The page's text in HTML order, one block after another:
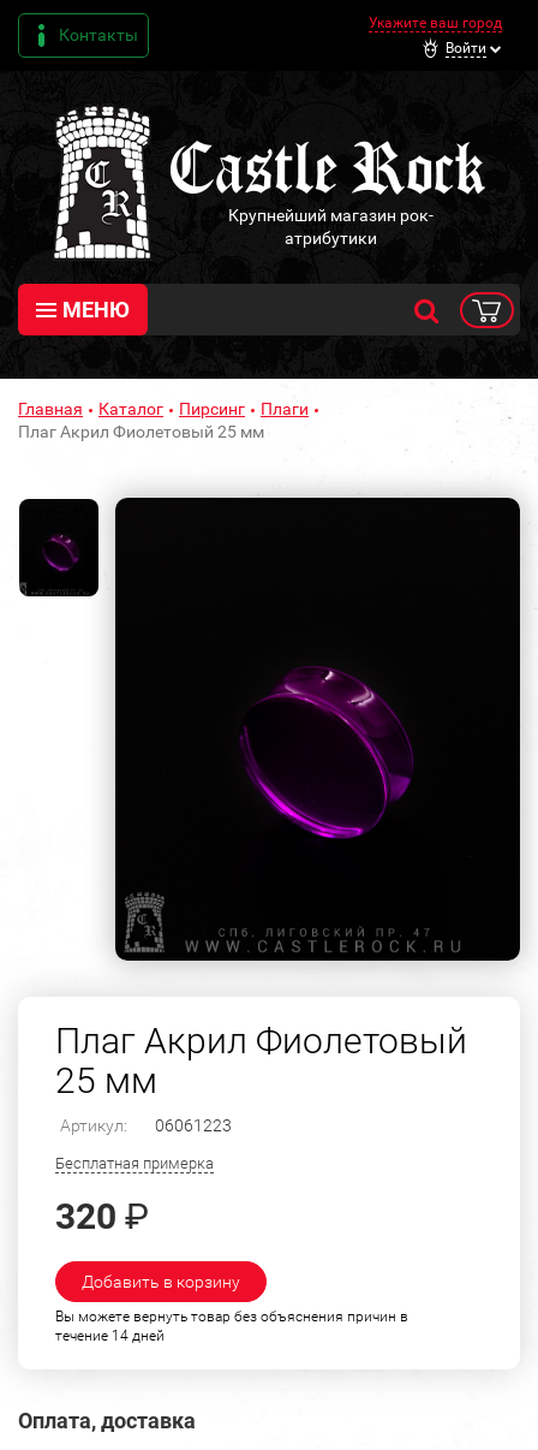
Контакты
Укажите ваш город
Войти
Крупнейший магазин рок-
атрибутики
МЕНЮ
Главная Каталог Пирсинг
Плаги
Плаг Акрил Фиолетовый 25 мм
Плаг Акрил Фиолетовый
25 мм
Артикул: 06061223
Бесплатная примерка
320 ₽
Добавить в корзину
Вы можете вернуть товар без объяснения причин в
течение 14 дней
Оплата, доставка